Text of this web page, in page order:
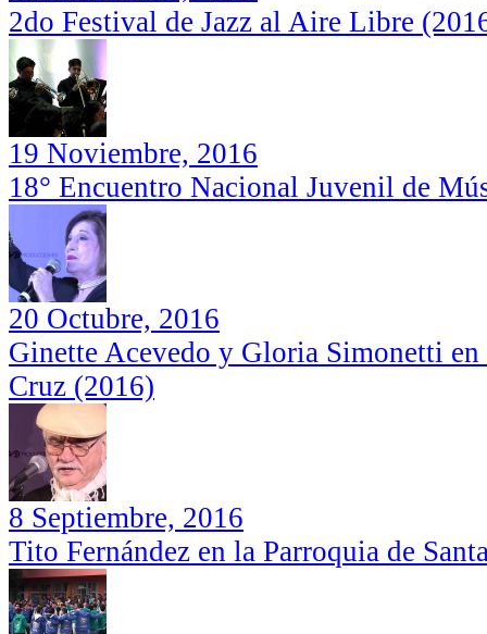
Show Teletón en San Vicente de
Taguatagua (2017)
Humberto Maturana (Teatro Municipal
XX Encuentro Juvenil Internacional de
Música Docta (2018)
Show Teletón en San Vicente de
2do Festival de Jazz al Aire Libre
19 Noviembre, 2016
18° Encuentro Nacional Juvenil de
20 Octubre, 2016
Ginette Acevedo y Gloria Simonetti en
Cruz (2016)
8 Septiembre, 2016
Tito Fernández en la Parroquia de